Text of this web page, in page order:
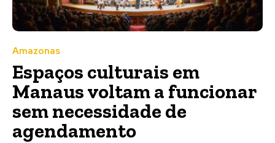
Amazonas
Espaços culturais em
Manaus voltam a funcionar
sem necessidade de
agendamento